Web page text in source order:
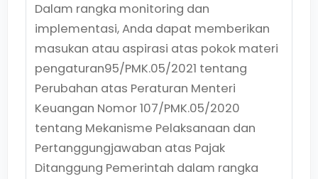
Dalam rangka monitoring dan
implementasi, Anda dapat memberikan
masukan atau aspirasi atas pokok materi
pengaturan95/PMK.05/2021 tentang
Perubahan atas Peraturan Menteri
Keuangan Nomor 107/PMK.05/2020
tentang Mekanisme Pelaksanaan dan
Pertanggungjawaban atas Pajak
Ditanggung Pemerintah dalam rangka